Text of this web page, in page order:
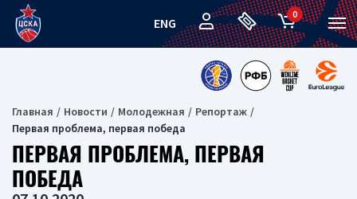
ENG
0
Главная Новости Молодежная
Репортаж
Первая проблема, первая победа
ПЕРВАЯ ПРОБЛЕМА, ПЕРВАЯ
ПОБЕДА